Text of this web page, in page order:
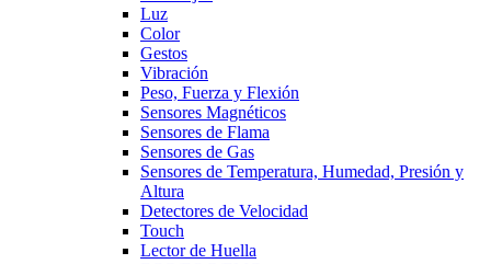
Luz
Color
Gestos
Vibración
Peso, Fuerza y Flexión
Sensores Magnéticos
Sensores de Flama
Sensores de Gas
Sensores de Temperatura, Humedad, Presión y
Altura
Detectores de Velocidad
Touch
Lector de Huella